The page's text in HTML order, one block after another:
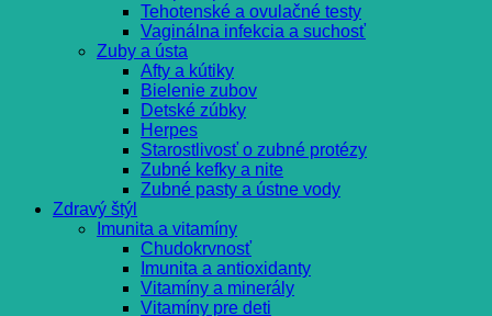
Tehotenské a ovulačné testy
Vaginálna infekcia a suchosť
Zuby a ústa
Afty a kútiky
Bielenie zubov
Detské zúbky
Herpes
Starostlivosť o zubné protézy
Zubné kefky a nite
Zubné pasty a ústne vody
Zdravý štýl
Imunita a vitamíny
Chudokrvnosť
Imunita a antioxidanty
Vitamíny a minerály
Vitamíny pre deti